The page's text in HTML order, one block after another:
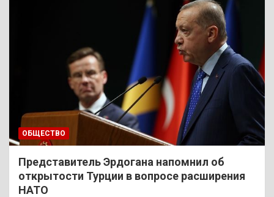
ОБЩЕСТВО
Представитель Эрдогана напомнил об
открытости Турции в вопросе расширения
НАТО